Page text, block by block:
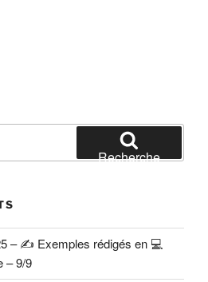
Recherche
– ✍️ Exemples rédigés en 💻
– 9/9